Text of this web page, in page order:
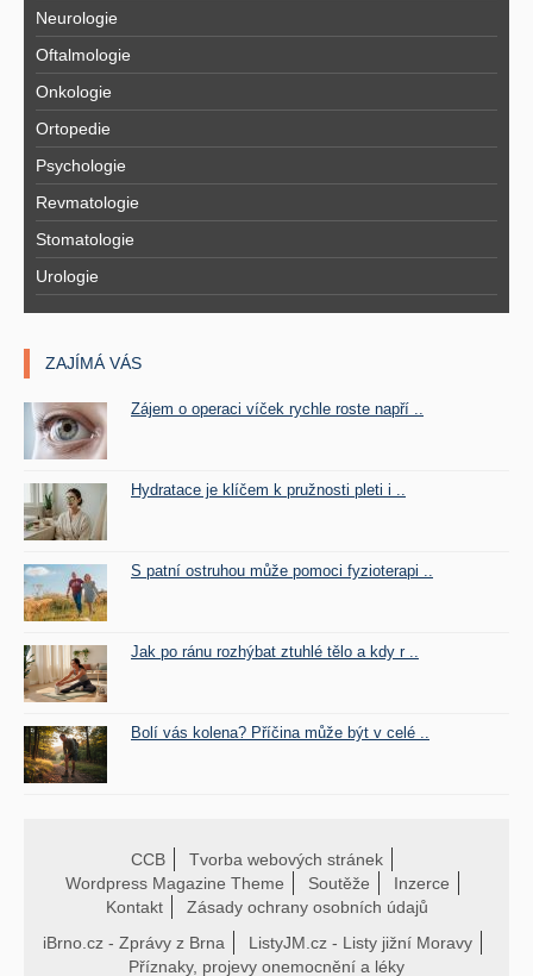
Neurologie
Oftalmologie
Onkologie
Ortopedie
Psychologie
Revmatologie
Stomatologie
Urologie
ZAJÍMÁ VÁS
Zájem o operaci víček rychle roste napří ..
Hydratace je klíčem k pružnosti pleti i ..
S patní ostruhou může pomoci fyzioterapi ..
Jak po ránu rozhýbat ztuhlé tělo a kdy r ..
Bolí vás kolena? Příčina může být v celé ..
CCB
Tvorba webových stránek
Wordpress Magazine Theme
Soutěže
Inzerce
Kontakt
Zásady ochrany osobních údajů
iBrno.cz - Zprávy z Brna
ListyJM.cz - Listy jižní Moravy
Příznaky, projevy onemocnění a léky